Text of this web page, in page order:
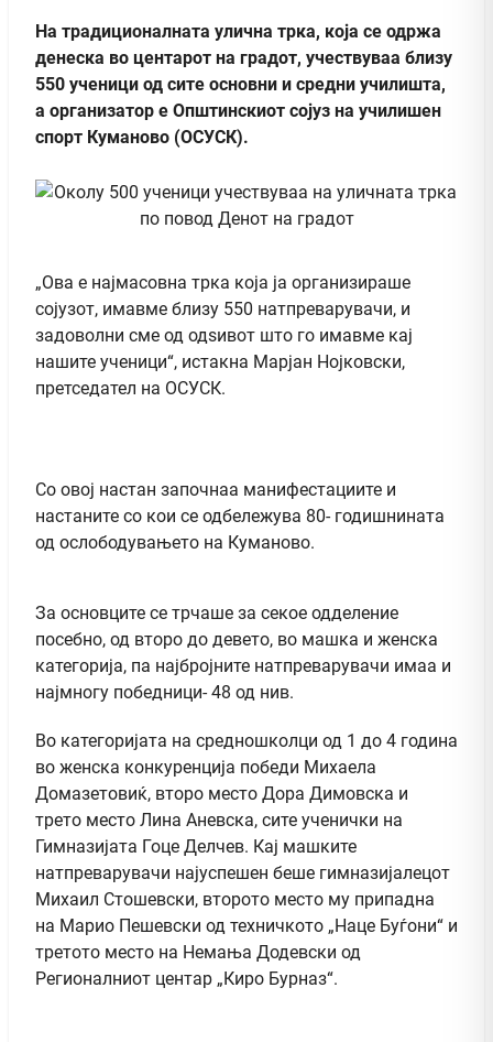
На традиционалната улична трка, која се одржа
денеска во центарот на градот, учествуваа близу
550 ученици од сите основни и средни училишта,
а организатор е Општинскиот сојуз на училишен
спорт Куманово (ОСУСК).
„Ова е најмасовна трка која ја организираше
сојузот, имавме близу 550 натпреварувачи, и
задоволни сме од одѕивот што го имавме кај
нашите ученици“, истакна Марјан Нојковски,
претседател на ОСУСК.
Со овој настан започнаа манифестациите и
настаните со кои се одбележува 80- годишнината
од ослободувањето на Куманово.
За основците се трчаше за секое одделение
посебно, од второ до девето, во машка и женска
категорија, па најбројните натпреварувачи имаа и
најмногу победници- 48 од нив.
Во категоријата на средношколци од 1 до 4 година
во женска конкуренција победи Михаела
Домазетовиќ, второ место Дора Димовска и
трето место Лина Аневска, сите ученички на
Гимназијата Гоце Делчев. Кај машките
натпреварувачи најуспешен беше гимназијалецот
Михаил Стошевски, второто место му припадна
на Марио Пешевски од техничкото „Наце Буѓони“ и
третото место на Немања Додевски од
Регионалниот центар „Киро Бурназ“.